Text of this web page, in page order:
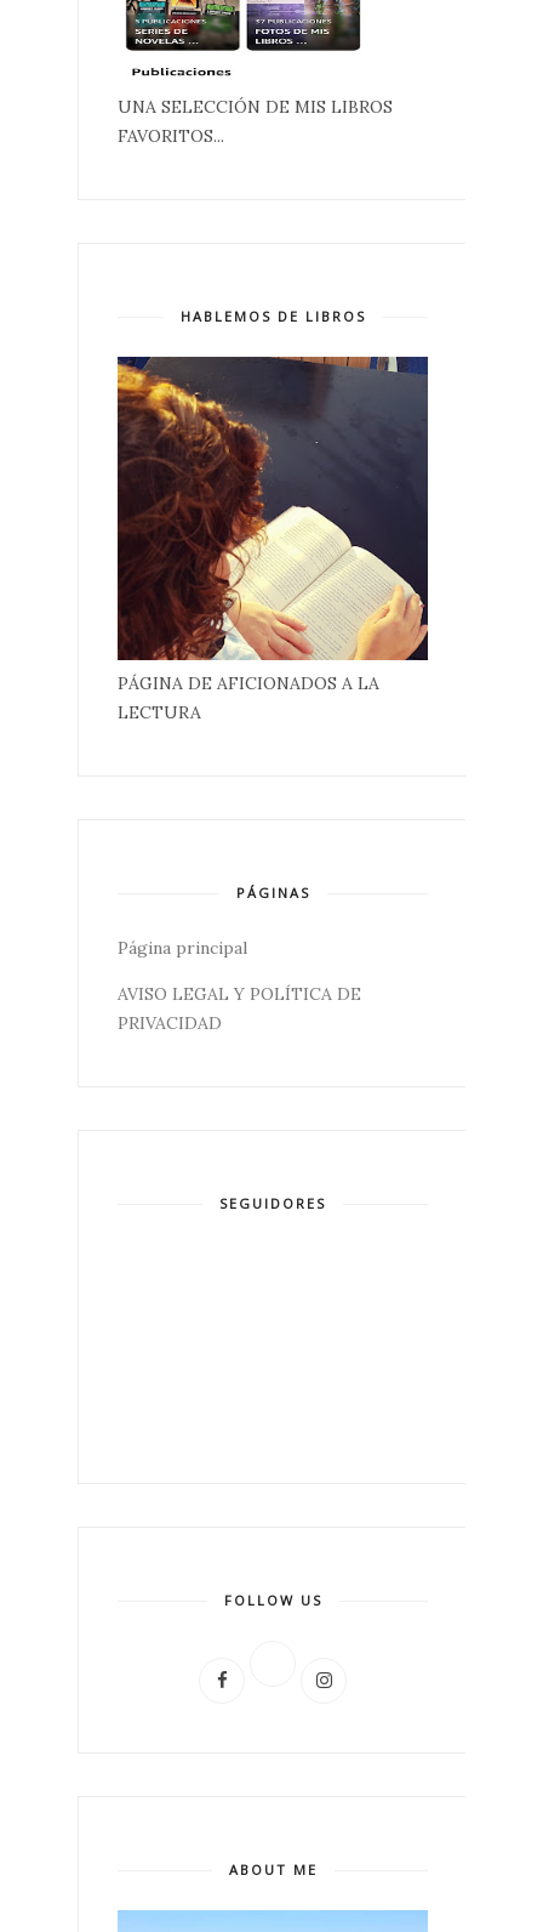
UNA SELECCIÓN DE MIS LIBROS
FAVORITOS...
HABLEMOS DE LIBROS
PÁGINA DE AFICIONADOS A LA
LECTURA
PÁGINAS
Página principal
AVISO LEGAL Y POLÍTICA DE
PRIVACIDAD
SEGUIDORES
FOLLOW US
ABOUT ME